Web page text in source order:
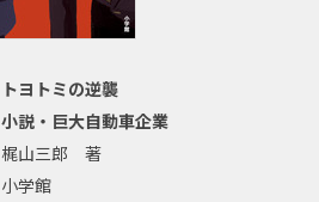
トヨトミの逆襲
小説・巨大自動車企業
梶山三郎 著
小学館